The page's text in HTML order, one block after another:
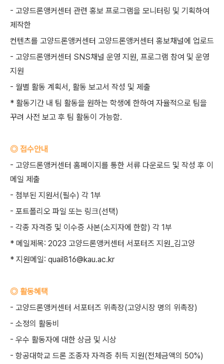
- 고양드론앵커센터 관련 홍보 프로그램을 모니터링 및 기획하여
제작한
컨텐츠를 고양드론앵커센터 고양드론앵커센터 홍보채널에 업로드
- 고양드론앵커센터 SNS채널 운영 지원, 프로그램 참여 및 운영
지원
- 월별 활동 계획서, 활동 보고서 작성 및 제출
* 활동기간 내 팀 활동을 원하는 학생에 한하여 자율적으로 팀을
꾸려 사전 보고 후 팀 활동이 가능함.
◎ 접수안내
- 고양드론앵커센터 홈페이지를 통한 서류 다운로드 및 작성 후 이
메일 제출
- 첨부된 지원서(필수) 각 1부
- 포트폴리오 파일 또는 링크(선택)
- 각종 자격증 및 이수증 사본(소지자에 한함) 각 1부
* 메일제목: 2023 고양드론앵커센터 서포터즈 지원_김고양
* 지원메일: quail816@kau.ac.kr
◎ 활동혜택
- 고양드론앵커센터 서포터즈 위촉장(고양시장 명의 위촉장)
- 소정의 활동비
- 우수 활동자에 대한 상금 및 시상
- 항공대학교 드론 조종자 자격증 취득 지원(전체금액의 50%)